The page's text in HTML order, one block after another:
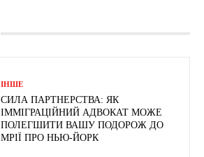
ІНШЕ
СИЛА ПАРТНЕРСТВА: ЯК
ІММІГРАЦІЙНИЙ АДВОКАТ МОЖЕ
ПОЛЕГШИТИ ВАШУ ПОДОРОЖ ДО
МРІЇ ПРО НЬЮ-ЙОРК